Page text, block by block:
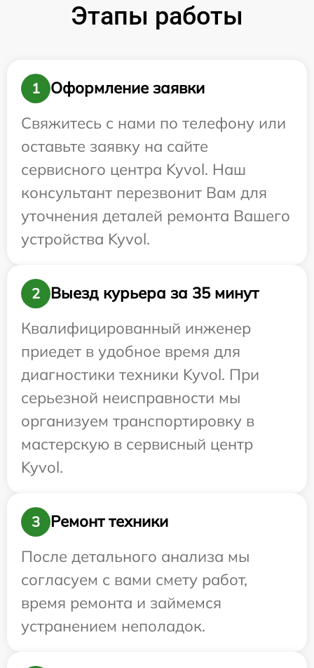
Этапы работы
1
Оформление заявки
Свяжитесь с нами по телефону или
оставьте заявку на сайте
сервисного центра Kyvol. Наш
консультант перезвонит Вам для
уточнения деталей ремонта Вашего
устройства Kyvol.
2
Выезд курьера за 35 минут
Квалифицированный инженер
приедет в удобное время для
диагностики техники Kyvol. При
серьезной неисправности мы
организуем транспортировку в
мастерскую в сервисный центр
Kyvol.
3
Ремонт техники
После детального анализа мы
согласуем с вами смету работ,
время ремонта и займемся
устранением неполадок.